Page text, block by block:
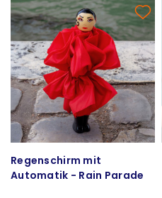
Regenschirm mit
Automatik - Rain Parade